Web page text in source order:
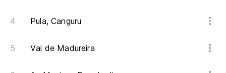
Pula, Canguru
Vai de Madureira